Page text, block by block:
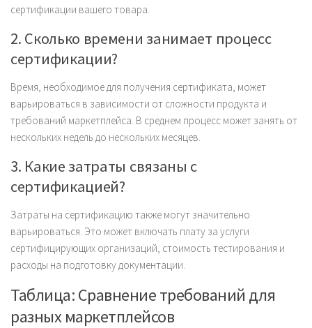
сертификации вашего товара.
2. Сколько времени занимает процесс
сертификации?
Время, необходимое для получения сертификата, может
варьироваться в зависимости от сложности продукта и
требований маркетплейса. В среднем процесс может занять от
нескольких недель до нескольких месяцев.
3. Какие затраты связаны с
сертификацией?
Затраты на сертификацию также могут значительно
варьироваться. Это может включать плату за услуги
сертифицирующих организаций, стоимость тестирования и
расходы на подготовку документации.
Таблица: Сравнение требований для
разных маркетплейсов